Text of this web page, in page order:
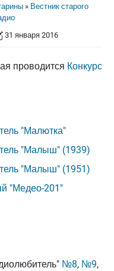
Вестник старого
31 января 2016
проводится Конкурс
"Малютка"
"Малыш" (1939)
"Малыш" (1951)
"Медео-201"
№8, №9,